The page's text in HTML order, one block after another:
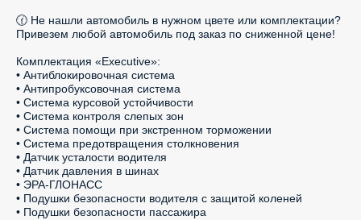
🕜 Не нашли автомобиль в нужном цвете или комплектации?
Привезем любой автомобиль под заказ по сниженной цене!
Комплектация «Executive»:
• Антиблокировочная система
• Антипробуксовочная система
• Система курсовой устойчивости
• Система контроля слепых зон
• Система помощи при экстренном торможении
• Система предотвращения столкновения
• Датчик усталости водителя
• Датчик давления в шинах
• ЭРА-ГЛОНАСС
• Подушки безопасности водителя с защитой коленей
• Подушки безопасности пассажира